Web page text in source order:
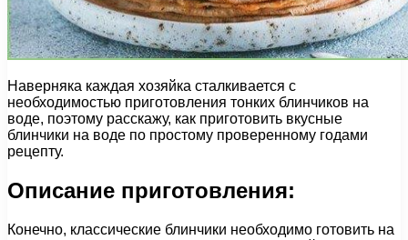
Наверняка каждая хозяйка сталкивается с
необходимостью приготовления тонких блинчиков на
воде, поэтому расскажу, как приготовить вкусные
блинчики на воде по простому проверенному годами
рецепту.
Описание приготовления:
Конечно, классические блинчики необходимо готовить на